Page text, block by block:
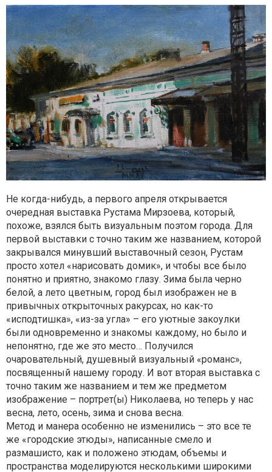
Не когда-нибудь, а первого апреля открывается
очередная выставка Рустама Мирзоева, который,
похоже, взялся быть визуальным поэтом города. Для
первой выставки с точно таким же названием, которой
закрывался минувший выставочный сезон, Рустам
просто хотел «нарисовать домик», и чтобы все было
понятно и приятно, знакомо глазу. Зима была черно
белой, а лето цветным, город был изображен не в
привычных открыточных ракурсах, но как-то
«исподтишка», «из-за угла» – его уютные закоулки
были одновременно и знакомы каждому, но было и
непонятно, где же это место… Получился
очаровательный, душевный визуальный «романс»,
посвященный нашему городу. И вот вторая выставка с
точно таким же названием и тем же предметом
изображение – портрет(ы) Николаева, но теперь у нас
весна, лето, осень, зима и снова весна.
Метод и манера особенно не изменились – это все те
же «городские этюды», написанные смело и
размашисто, как и положено этюдам, объемы и
пространства моделируются несколькими широкими